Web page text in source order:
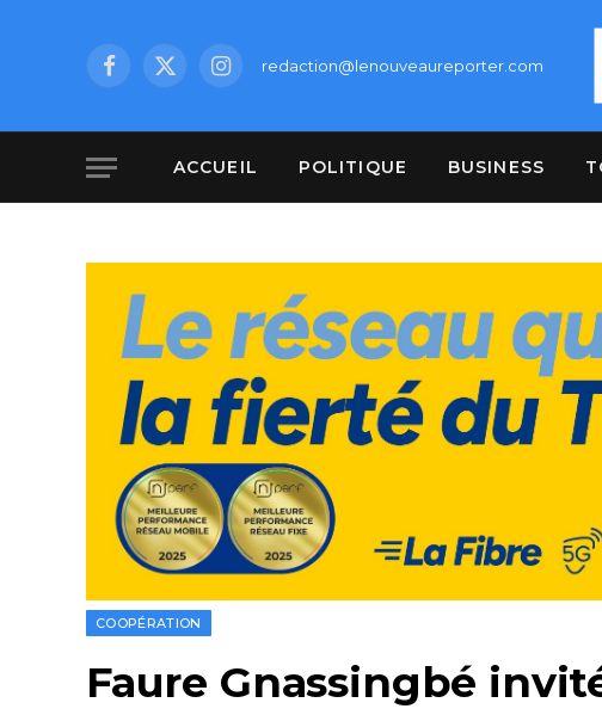
Facebook
X
Instagramredaction@lenouveaureporter.com
ACCUEIL POLITIQUE BUSINESS
COOPÉRATION
Faure Gnassingbé